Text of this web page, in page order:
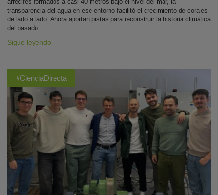
arrecifes formados a casi 40 metros bajo el nivel del mar, la
transparencia del agua en ese entorno facilitó el crecimiento de corales
de lado a lado. Ahora aportan pistas para reconstruir la historia climática
del pasado.
Sigue leyendo
#CienciaDirecta